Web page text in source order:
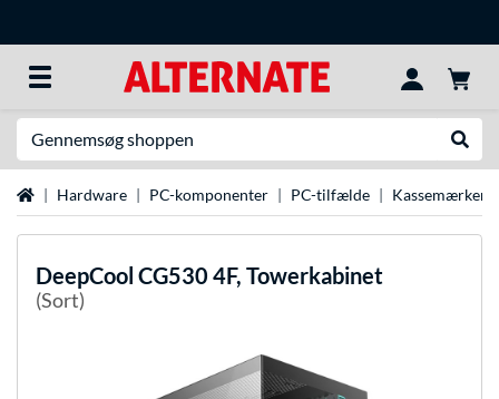
StartsideHardware PC-komponenter PC-tilfælde Kassemærker
DeepCool CG530 4F, Towerkabinet
(Sort)